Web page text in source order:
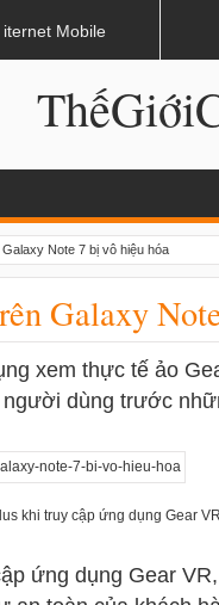
Note 7 bị vô hiệu hóa
Galaxy
xem thực tế ảo
dùng trước
khi truy cập ứng dụng Gear
ứng dụng Gear
iternet Mobile